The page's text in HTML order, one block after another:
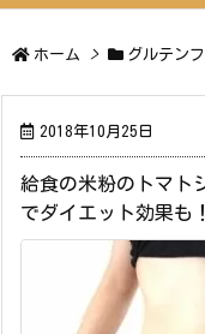
ホーム > グルテン
2018年10月25日
給食の米粉のトマト
でダイエット効果も